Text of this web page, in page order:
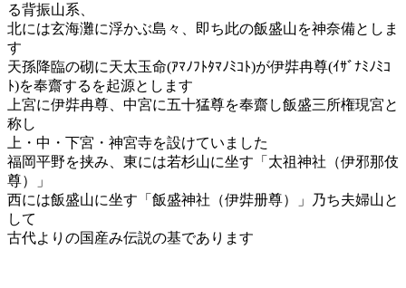
る背振山系、
北には玄海灘に浮かぶ島々、即ち此の飯盛山を神奈備としま
す
天孫降臨の砌に天太玉命(ｱﾏﾉﾌﾄﾀﾏﾉﾐｺﾄ)が伊弉冉尊(ｲｻﾞﾅﾐﾉﾐｺ
ﾄ)を奉齋するを起源とします
上宮に伊弉冉尊、中宮に五十猛尊を奉齋し飯盛三所権現宮と
称し
上・中・下宮・神宮寺を設けていました
福岡平野を挟み、東には若杉山に坐す「太祖神社（伊邪那伎
尊）」
西には飯盛山に坐す「飯盛神社（伊弉册尊）」乃ち夫婦山と
して
古代よりの国産み伝説の基であります